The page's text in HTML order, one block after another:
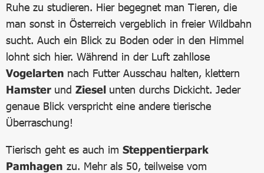
Ruhe zu studieren. Hier begegnet man Tieren, die
man sonst in Österreich vergeblich in freier Wildbahn
sucht. Auch ein Blick zu Boden oder in den Himmel
lohnt sich hier. Während in der Luft zahllose
Vogelarten nach Futter Ausschau halten, klettern
Hamster und Ziesel unten durchs Dickicht. Jeder
genaue Blick verspricht eine andere tierische
Überraschung!
Tierisch geht es auch im Steppentierpark
Pamhagen zu. Mehr als 50, teilweise vom